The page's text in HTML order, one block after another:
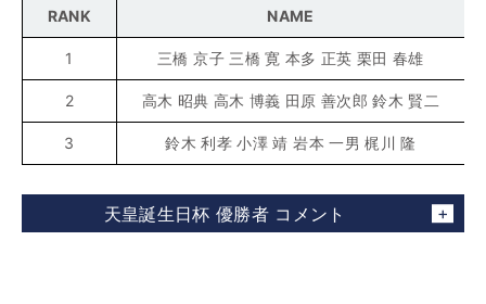
RANK NAME
1 三橋 京子 三橋 寛 本多 正英 栗田 春雄
2 高木 昭典 高木 博義 田原 善次郎 鈴木 賢二
3 鈴木 利孝 小澤 靖 岩本 一男 梶川 隆
天皇誕生日杯 優勝者 コメント